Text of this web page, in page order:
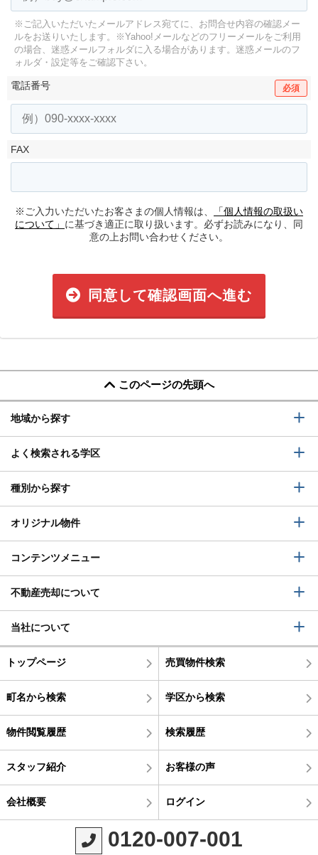
※ご記入いただいたメールアドレス宛てに、お問合せ内容の確認メー
ルをお送りいたします。
※Yahoo!メールなどのフリーメールをご利用
の場合、迷惑メールフォルダに入る場合があります。 迷惑メールのフ
ォルダ・設定等をご確認下さい。
電話番号 必須
FAX
※ご入力いただいたお客さまの個人情報は、
「個人情報の取扱い
について」 に基づき適正に取り扱います。必ずお読みになり、同
意の上お問い合わせください。
同意して確認画面へ進む
このページの先頭へ
地域から探す
よく検索される学区
種別から探す
オリジナル物件
コンテンツメニュー
不動産売却について
当社について
トップページ 売買物件検索
町名から検索 学区から検索
物件閲覧履歴 検索履歴
スタッフ紹介 お客様の声
会社概要 ログイン
0120-007-001